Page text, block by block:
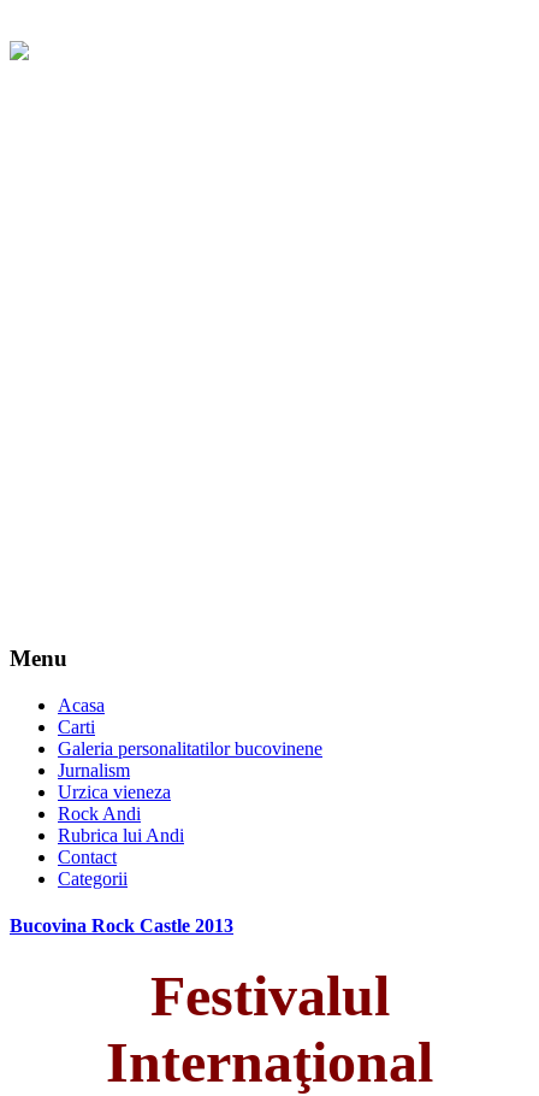
Menu
Acasa
Carti
Galeria personalitatilor bucovinene
Jurnalism
Urzica vieneza
Rock Andi
Rubrica lui Andi
Contact
Categorii
Bucovina Rock Castle 2013
Festivalul
Internaţional